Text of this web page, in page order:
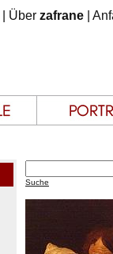
Über zafrane
Suche